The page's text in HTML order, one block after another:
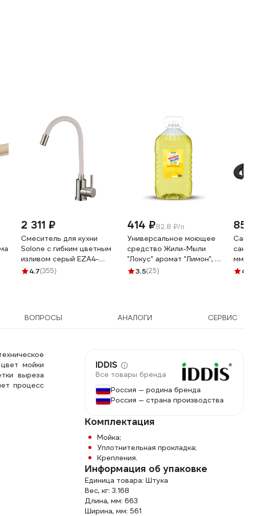
2 311 ₽
Смеситель для кухни
Solone с гибким цветным
изливом серый EZA4-
F090GY
4.7(355)
414 ₽82.8 ₽/л
Универсальное моющее
средство Жили-Мыли
"Локус" аромат "Лимон", 5
л, ПЭТ 4623721540318
3.5(25)
855
мм
4
ВОПРОСЫ АНАЛОГИ СЕРВИС
мойки
выреза
процесс
IDDIS
Все товары бренда
Россия — родина бренда
Россия — страна производства
Комплектация
Мойка;
Уплотнительная прокладка;
Крепления.
Информация об упаковке
Единица товара: Штука
Вес, кг: 3.168
Длина, мм: 663
Ширина, мм: 561